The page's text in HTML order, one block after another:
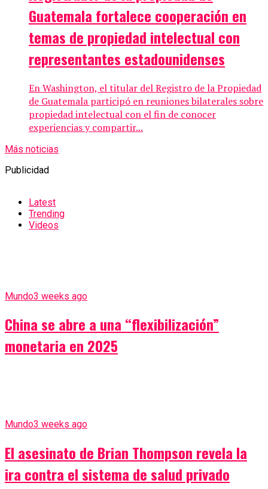
Guatemala fortalece cooperación en
temas de propiedad intelectual con
representantes estadounidenses
En Washington, el titular del Registro de la Propiedad
de Guatemala participó en reuniones bilaterales sobre
propiedad intelectual con el fin de conocer
experiencias y compartir...
Más noticias
Publicidad
Latest
Trending
Videos
Mundo3 weeks ago
China se abre a una “flexibilización”
monetaria en 2025
Mundo3 weeks ago
El asesinato de Brian Thompson revela la
ira contra el sistema de salud privado